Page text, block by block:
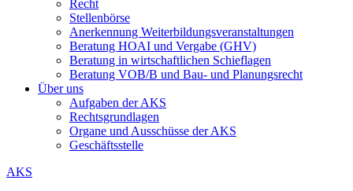
Recht
Stellenbörse
Anerkennung Weiterbildungsveranstaltungen
Beratung HOAI und Vergabe (GHV)
Beratung in wirtschaftlichen Schieflagen
Beratung VOB/B und Bau- und Planungsrecht
Über uns
Aufgaben der AKS
Rechtsgrundlagen
Organe und Ausschüsse der AKS
Geschäftsstelle
AKS